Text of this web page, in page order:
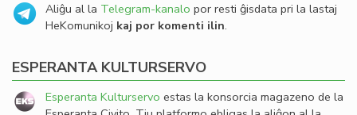
Aliĝu al la Telegram-kanalo por resti ĝisdata pri la lastaj
HeKomunikoj kaj por komenti ilin.
ESPERANTA KULTURSERVO
Esperanta Kulturservo estas la konsorcia magazeno de la